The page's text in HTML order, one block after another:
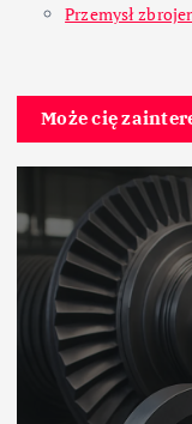
Przemysł
Może cię